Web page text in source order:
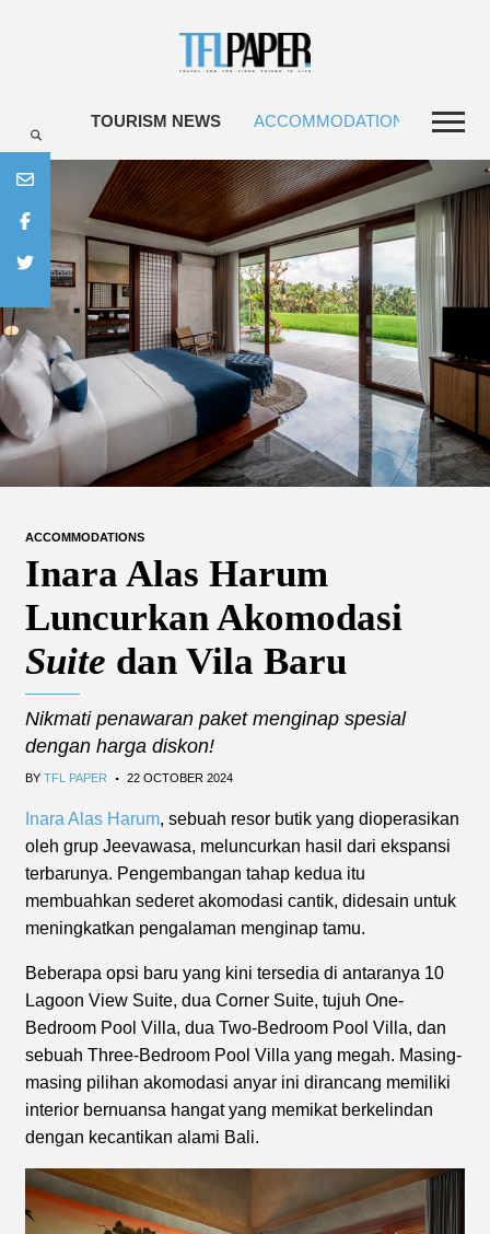
TOURISM NEWS ACCOMMODATIONS
ACCOMMODATIONS
Inara Alas Harum
Luncurkan Akomodasi
Suite dan Vila Baru
Nikmati penawaran paket menginap spesial
dengan harga diskon!
BY TFL PAPER . 22 OCTOBER 2024
Inara Alas Harum, sebuah resor butik yang dioperasikan
oleh grup Jeevawasa, meluncurkan hasil dari ekspansi
terbarunya. Pengembangan tahap kedua itu
membuahkan sederet akomodasi cantik, didesain untuk
meningkatkan pengalaman menginap tamu.
Beberapa opsi baru yang kini tersedia di antaranya 10
Lagoon View Suite, dua Corner Suite, tujuh One-
Bedroom Pool Villa, dua Two-Bedroom Pool Villa, dan
sebuah Three-Bedroom Pool Villa yang megah. Masing-
masing pilihan akomodasi anyar ini dirancang memiliki
interior bernuansa hangat yang memikat berkelindan
dengan kecantikan alami Bali.